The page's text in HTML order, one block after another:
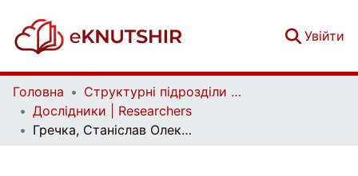
Увійти
Головна
Структурні підрозділи Київського національного університету імені Тараса Шевченка та Організації | Faculties, Institutes and Departments of Taras Shevchenko National University of Kyiv and Organizations
Дослідники | Researchers
Гречка, Станіслав Олександрович